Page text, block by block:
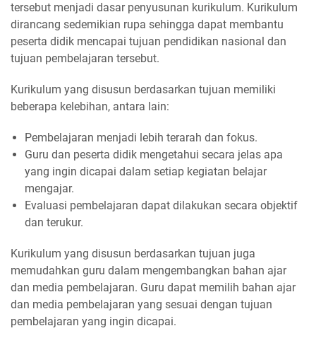
tersebut menjadi dasar penyusunan kurikulum. Kurikulum
dirancang sedemikian rupa sehingga dapat membantu
peserta didik mencapai tujuan pendidikan nasional dan
tujuan pembelajaran tersebut.
Kurikulum yang disusun berdasarkan tujuan memiliki
beberapa kelebihan, antara lain:
Pembelajaran menjadi lebih terarah dan fokus.
Guru dan peserta didik mengetahui secara jelas apa
yang ingin dicapai dalam setiap kegiatan belajar
mengajar.
Evaluasi pembelajaran dapat dilakukan secara objektif
dan terukur.
Kurikulum yang disusun berdasarkan tujuan juga
memudahkan guru dalam mengembangkan bahan ajar
dan media pembelajaran. Guru dapat memilih bahan ajar
dan media pembelajaran yang sesuai dengan tujuan
pembelajaran yang ingin dicapai.